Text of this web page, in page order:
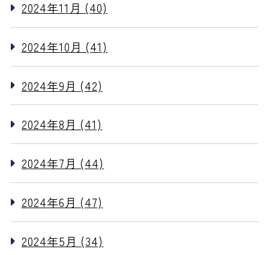
2024年11月 (40)
2024年10月 (41)
2024年9月 (42)
2024年8月 (41)
2024年7月 (44)
2024年6月 (47)
2024年5月 (34)